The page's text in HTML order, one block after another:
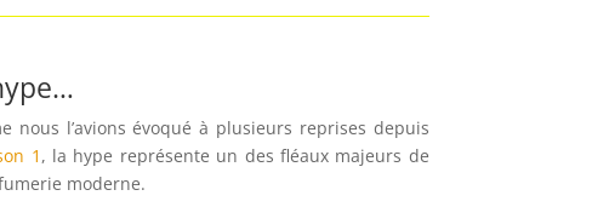
nous l’avions évoqué à plusieurs reprises depuis
1 , la hype représente un des fléaux majeurs de
moderne.